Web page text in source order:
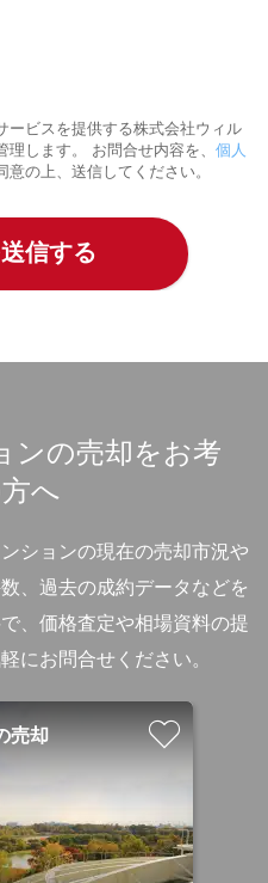
ービスを提供する株式会社ウィル
理します。 お問合せ内容を、 個人
意の上、送信してください。
ンの売却をお考
へ
ションの現在の売却市況や
、過去の成約データなどを
、価格査定や相場資料の提
にお問合せください。
売却